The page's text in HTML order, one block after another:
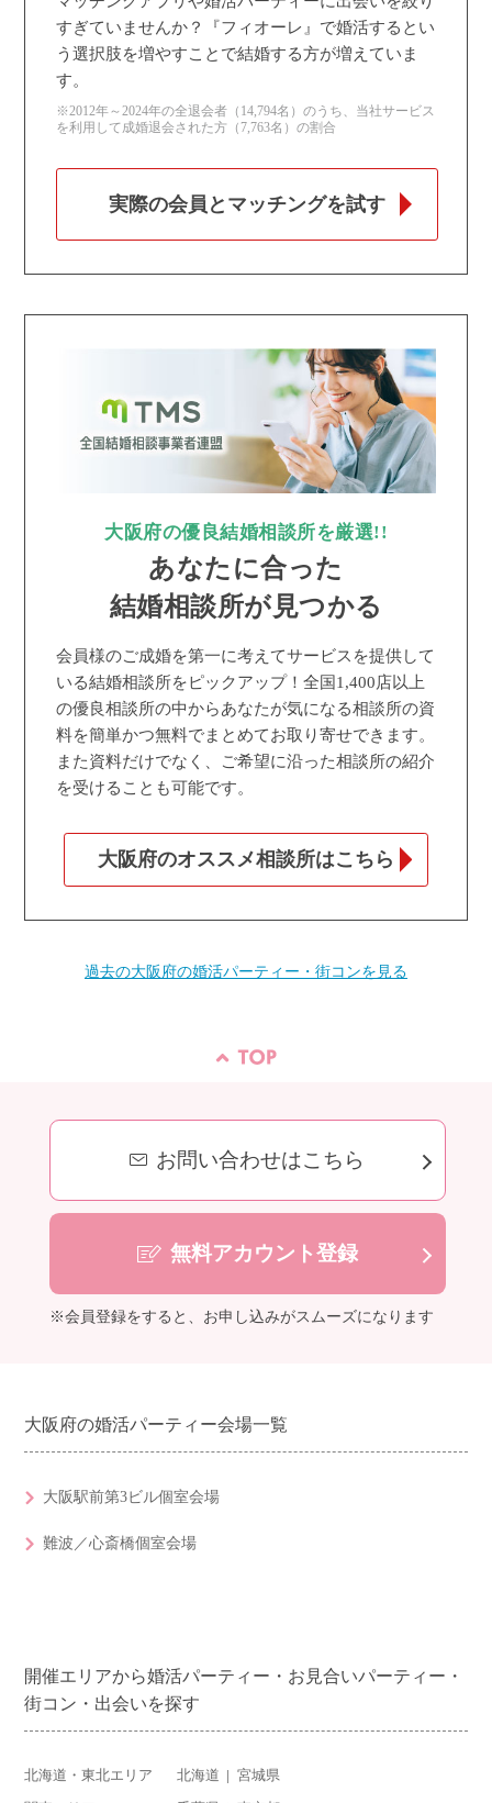
すぎていませんか？『フィオーレ』で婚活するとい
う選択肢を増やすことで結婚する方が増えていま
す。
※2012年～2024年の全退会者（14,794名）のうち、当社サービス
を利用して成婚退会された方（7,763名）の割合
実際の会員とマッチングを試す
大阪府の優良結婚相談所を厳選!!
あなたに合った
結婚相談所が見つかる
会員様のご成婚を第一に考えてサービスを提供して
いる結婚相談所をピックアップ！全国1,400店以上
の優良相談所の中からあなたが気になる相談所の資
料を簡単かつ無料でまとめてお取り寄せできます。
また資料だけでなく、ご希望に沿った相談所の紹介
を受けることも可能です。
大阪府のオススメ相談所はこちら
過去の大阪府の婚活パーティー・街コンを見る
お問い合わせはこちら
無料アカウント登録
※会員登録をすると、お申し込みがスムーズになります
大阪府の婚活パーティー会場一覧
大阪駅前第3ビル個室会場
難波／心斎橋個室会場
開催エリアから婚活パーティー・お見合いパーティー・
街コン・出会いを探す
北海道・東北エリア 北海道 宮城県